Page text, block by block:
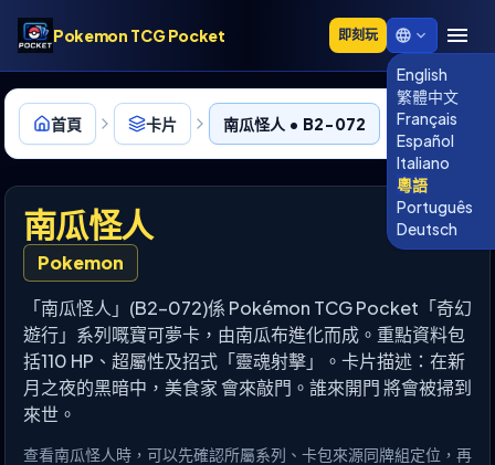
Pokemon TCG Pocket 即刻玩
English
繁體中文
Français
Español
Italiano
粵語
Português
Deutsch
首頁 卡片 南瓜怪人 • B2-072
南瓜怪人
Pokemon
「南瓜怪人」(B2-072)係 Pokémon TCG Pocket「奇幻
遊行」系列嘅寶可夢卡，由南瓜布進化而成。重點資料包
括110 HP、超屬性及招式「靈魂射擊」。卡片描述：在新
月之夜的黑暗中，美食家 會來敲門。誰來開門 將會被掃到
來世。
查看南瓜怪人時，可以先確認所屬系列、卡包來源同牌組定位，再